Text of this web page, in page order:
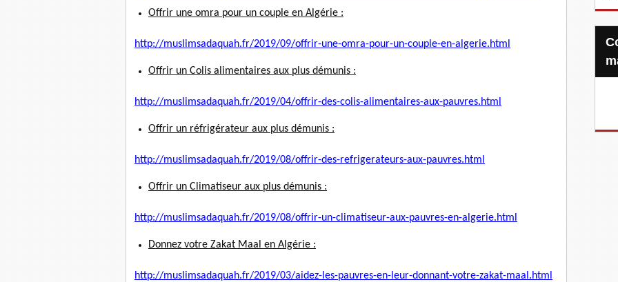
Offrir une omra pour un couple en Algérie :
http://muslimsadaquah.fr/2019/09/offrir-une-omra-pour-un-couple-en-algerie.html
Offrir un Colis alimentaires aux plus démunis :
http://muslimsadaquah.fr/2019/04/offrir-des-colis-alimentaires-aux-pauvres.html
Offrir un réfrigérateur aux plus démunis :
http://muslimsadaquah.fr/2019/08/offrir-des-refrigerateurs-aux-pauvres.html
Offrir un Climatiseur aux plus démunis :
http://muslimsadaquah.fr/2019/08/offrir-un-climatiseur-aux-pauvres-en-algerie.html
Donnez votre Zakat Maal en Algérie :
http://muslimsadaquah.fr/2019/03/aidez-les-pauvres-en-leur-donnant-votre-zakat-maal.html
Confiez-nous votre Zakat-al-